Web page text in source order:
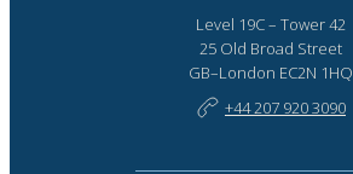
Level 19C – Tower 42
25 Old Broad Street
GB–London EC2N 1HQ
+44 207 920 3090